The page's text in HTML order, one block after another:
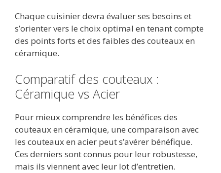
Chaque cuisinier devra évaluer ses besoins et
s’orienter vers le choix optimal en tenant compte
des points forts et des faibles des couteaux en
céramique.
Comparatif des couteaux :
Céramique vs Acier
Pour mieux comprendre les bénéfices des
couteaux en céramique, une comparaison avec
les couteaux en acier peut s’avérer bénéfique.
Ces derniers sont connus pour leur robustesse,
mais ils viennent avec leur lot d’entretien.